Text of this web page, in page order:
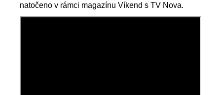
natočeno v rámci magazínu Víkend s TV Nova.